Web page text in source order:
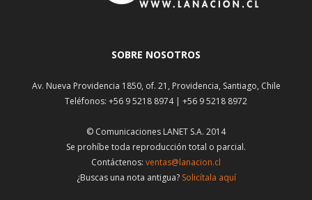
SOBRE NOSOTROS
Av. Nueva Providencia 1850, of. 21, Providencia, Santiago, Chile
Teléfonos: +56 9 5218 8974 | +56 9 5218 8972
© Comunicaciones LANET S.A. 2014
Se prohíbe toda reproducción total o parcial.
Contáctenos: ventas@lanacion.cl
¿Buscas una nota antigua? Solicítala aquí